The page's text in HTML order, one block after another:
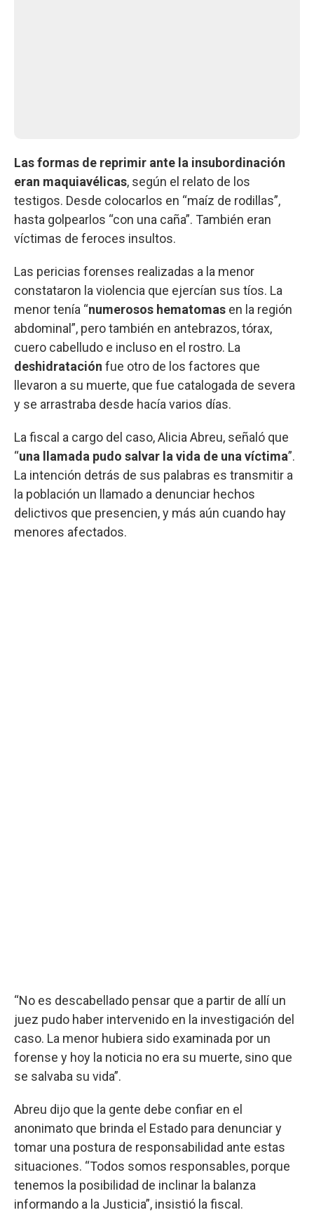
Las formas de reprimir ante la insubordinación
eran maquiavélicas, según el relato de los
testigos. Desde colocarlos en “maíz de rodillas”,
hasta golpearlos “con una caña”. También eran
víctimas de feroces insultos.
Las pericias forenses realizadas a la menor
constataron la violencia que ejercían sus tíos. La
menor tenía “numerosos hematomas en la región
abdominal”, pero también en antebrazos, tórax,
cuero cabelludo e incluso en el rostro. La
deshidratación fue otro de los factores que
llevaron a su muerte, que fue catalogada de severa
y se arrastraba desde hacía varios días.
La fiscal a cargo del caso, Alicia Abreu, señaló que
“una llamada pudo salvar la vida de una víctima”.
La intención detrás de sus palabras es transmitir a
la población un llamado a denunciar hechos
delictivos que presencien, y más aún cuando hay
menores afectados.
“No es descabellado pensar que a partir de allí un
juez pudo haber intervenido en la investigación del
caso. La menor hubiera sido examinada por un
forense y hoy la noticia no era su muerte, sino que
se salvaba su vida”.
Abreu dijo que la gente debe confiar en el
anonimato que brinda el Estado para denunciar y
tomar una postura de responsabilidad ante estas
situaciones. “Todos somos responsables, porque
tenemos la posibilidad de inclinar la balanza
informando a la Justicia”, insistió la fiscal.